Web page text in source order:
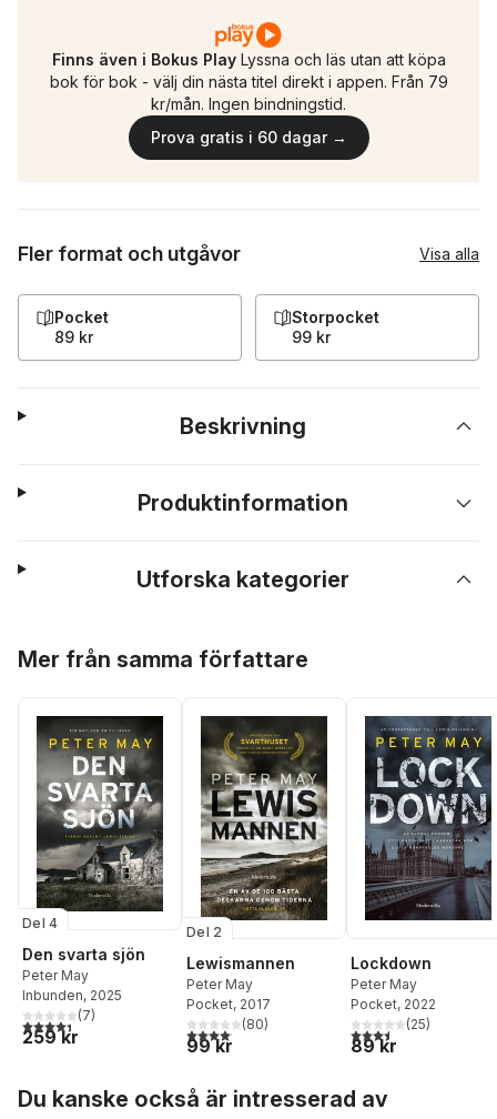
Finns även i Bokus Play Lyssna och läs utan att köpa
bok för bok - välj din nästa titel direkt i appen. Från 79
kr/mån. Ingen bindningstid.
Prova gratis i 60 dagar →
Fler format och utgåvor Visa alla
Pocket
89 kr
Storpocket
99 kr
Beskrivning
Produktinformation
Utforska kategorier
Mer från samma författare
Del 4
Den svarta sjön
Peter May
Inbunden, 2025
4,4utav 5 stjärnor. Totalt antal röster:
(7)
259 kr
Del 2
Lewismannen
Peter May
Pocket, 2017
4,1utav 5 stjärnor. Totalt antal röster:
(80)
99 kr
Lockdown
Peter May
Pocket, 2022
3,5utav 5 stjärnor.
(25)
89 kr
Du kanske också är intresserad av